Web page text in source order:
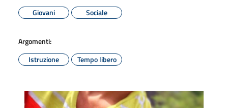
Giovani
Sociale
Argomenti:
Istruzione
Tempo libero